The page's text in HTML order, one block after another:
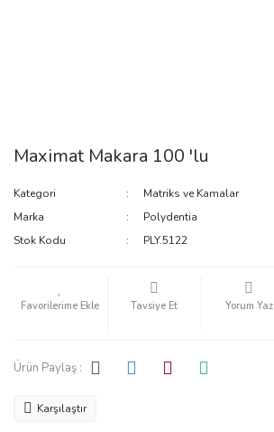
Maximat Makara 100 'lu
Kategori
Matriks ve Kamalar
Marka
Polydentia
Stok Kodu
PLY.5122
Tavsiye Et Yorum Yaz
Ürün Paylaş :
Karşılaştır